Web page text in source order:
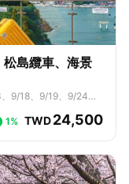
松島纜車、海景
9/18、9/19、9/24、
12、12/15、12/18、
1% TWD24,500